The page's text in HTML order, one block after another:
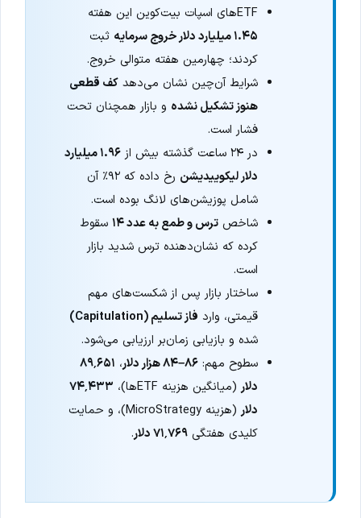
ETFهای اسپات بیت‌کوین این هفته
۱.۴۵ میلیارد دلار خروج سرمایه
ثبت
کردند؛ چهارمین هفته متوالی خروج.
شرایط آن‌چین نشان می‌دهدکف قطعی
هنوز تشکیل نشده و بازار همچنان تحت
فشار است.
در ۲۴ ساعت گذشته بیش از
۱.۹۶ میلیارد
دلار لیکوییدیشن
رخ داده که ۹۲٪ آن
شامل پوزیشن‌های لانگ بوده است.
شاخصترس و طمع به عدد ۱۴
سقوط
کرده که نشان‌دهنده ترس شدید بازار
است.
ساختار بازار پس از شکست‌های مهم
قیمتی، وارد فاز تسلیم (Capitulation)
شده و بازیابی زمان‌بر ارزیابی می‌شود.
سطوح مهم:۸۶–۸۴ هزار دلار ، ۸۹٬۶۵۱
دلار(میانگین هزینه ETFها)،
۷۴٬۴۳۳
دلار
(هزینه MicroStrategy)، و حمایت
کلیدی هفتگی۷۱٬۷۶۹ دلار .